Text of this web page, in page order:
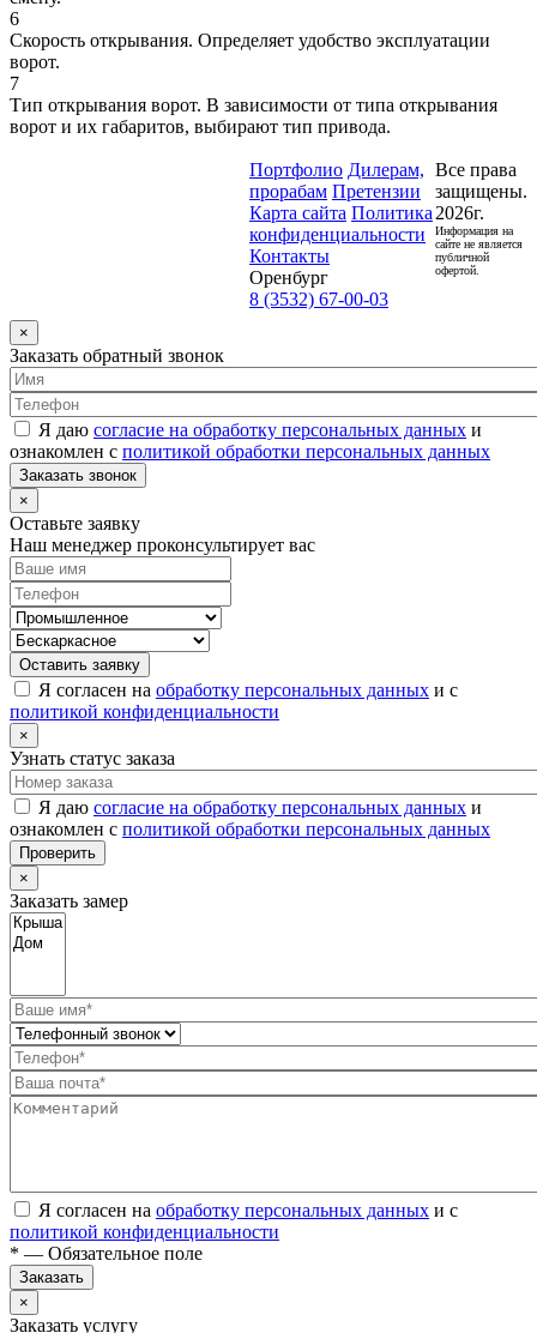
6
Скорость открывания. Определяет удобство эксплуатации
ворот.
7
Тип открывания ворот. В зависимости от типа открывания
ворот и их габаритов, выбирают тип привода.
Портфолио Дилерам,
прорабам Претензии
Карта сайта Политика
конфиденциальности
Контакты
Оренбург
8 (3532) 67-00-03
Все права
защищены.
2026г.
Информация на
сайте не является
публичной
офертой.
×
Заказать обратный звонок
Я даю согласие на обработку персональных данных и
ознакомлен с политикой обработки персональных данных
Заказать звонок
×
Оставьте заявку
Наш менеджер проконсультирует вас
Оставить заявку
Я согласен на обработку персональных данных и с
политикой конфиденциальности
×
Узнать статус заказа
Я даю согласие на обработку персональных данных и
ознакомлен с политикой обработки персональных данных
Проверить
×
Заказать замер
Я согласен на обработку персональных данных и с
политикой конфиденциальности
* — Обязательное поле
Заказать
×
Заказать услугу